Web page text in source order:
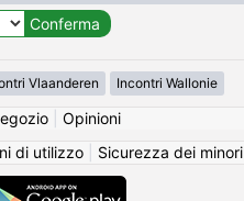
Vlaanderen Incontri Wallonie
| Opinioni
di utilizzo Sicurezza dei minori